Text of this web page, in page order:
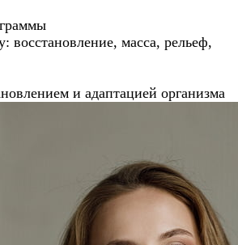
восстановление, масса, рельеф,
и адаптацией организма